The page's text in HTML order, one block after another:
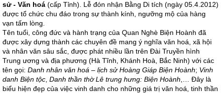
sử - Văn hoá (cấp Tỉnh). Lễ đón nhận Bằng Di tích (ngày 05.4.2012)
được tổ chức chu đáo trong sự thành kính, ngưỡng mộ của hàng
vạn tấm lòng.
Tên tuổi, công đức và hành trạng của Quan Nghè Biện Hoành đã
được xây dựng thành các chuyên đề mang ý nghĩa văn hoá, xã hội
và nhân văn sâu sắc, được phát nhiều lần trên Đài Truyền hình
Trung ương và địa phương (Hà Tĩnh, Khánh Hoà, Bắc Ninh) với các
tên gọi: Danh nhân văn hoá – lịch sử Hoàng Giáp Biện Hoành; Vinh
danh Biện tộc Danh thần thờ Lê trung hưng: Biện Hoành ,… Đây là
biểu hiện đẹp của việc vinh danh cho những giá trị văn hoá, tinh thần